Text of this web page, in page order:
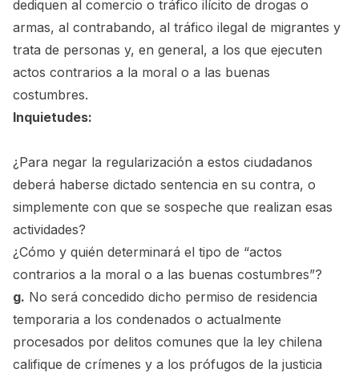
dediquen al comercio o tráfico ilícito de drogas o
armas, al contrabando, al tráfico ilegal de migrantes y
trata de personas y, en general, a los que ejecuten
actos contrarios a la moral o a las buenas
costumbres.
Inquietudes:
¿Para negar la regularización a estos ciudadanos
deberá haberse dictado sentencia en su contra, o
simplemente con que se sospeche que realizan esas
actividades?
¿Cómo y quién determinará el tipo de “actos
contrarios a la moral o a las buenas costumbres”?
g. No será concedido dicho permiso de residencia
temporaria a los condenados o actualmente
procesados por delitos comunes que la ley chilena
califique de crímenes y a los prófugos de la justicia